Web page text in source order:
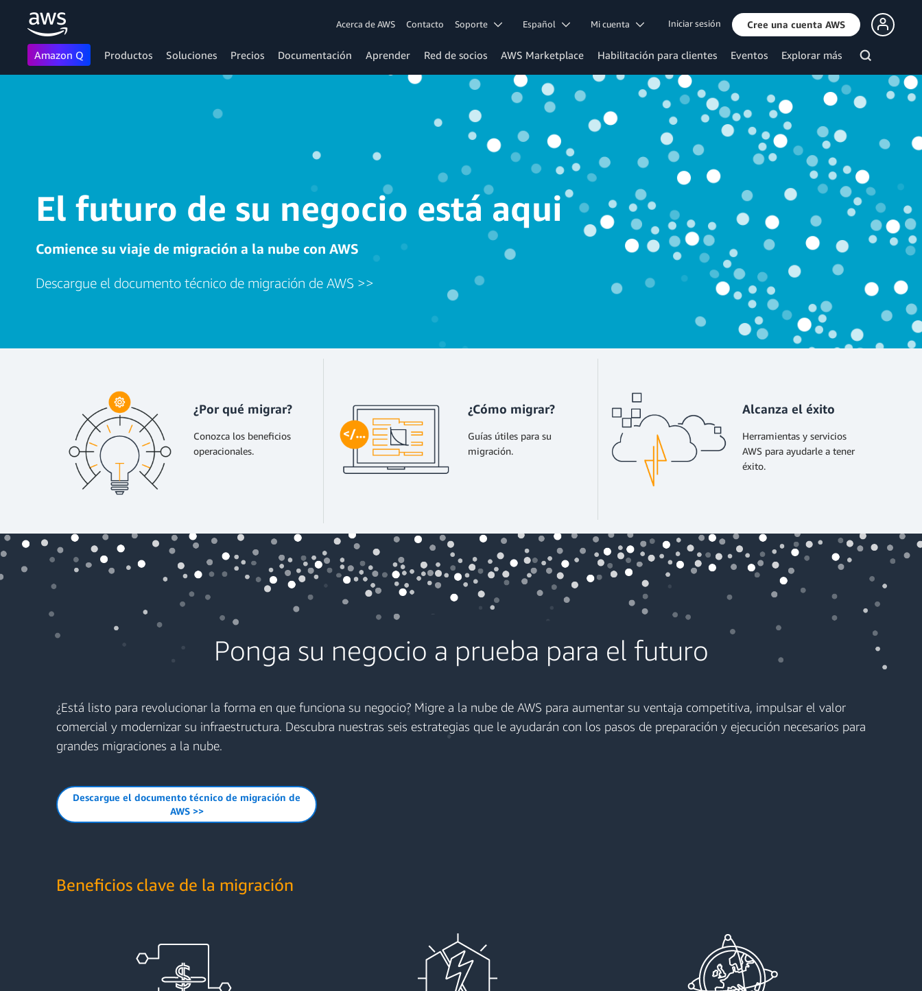
Acerca de AWS Contacto Soporte Español Mi cuenta Iniciar sesión Cree una cuenta AWS
Amazon Q Productos Soluciones Precios Documentación Aprender Red de socios AWS Marketplace Habilitación para clientes Eventos Explorar más
El futuro de su negocio está aqui
Comience su viaje de migración a la nube con AWS
Descargue el documento técnico de migración de AWS >>
¿Por qué migrar?
Conozca los beneficios
operacionales.
¿Cómo migrar?
Guías útiles para su
migración.
Alcanza el éxito
Herramientas y servicios
AWS para ayudarle a tener
éxito.
Ponga su negocio a prueba para el futuro
¿Está listo para revolucionar la forma en que funciona su negocio? Migre a la nube de AWS para aumentar su ventaja competitiva, impulsar el valor
comercial y modernizar su infraestructura. Descubra nuestras seis estrategias que le ayudarán con los pasos de preparación y ejecución necesarios para
grandes migraciones a la nube.
Descargue el documento técnico de migración de
AWS >>
Beneficios clave de la migración